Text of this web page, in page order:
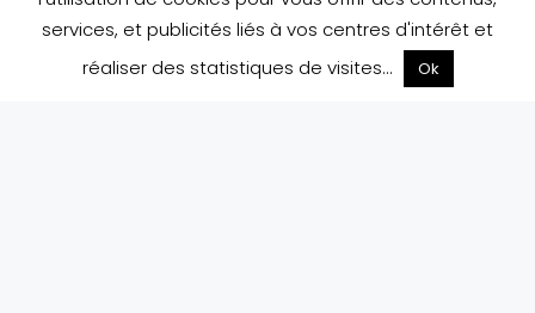
services, et publicités liés à vos centres d'intérêt et
réaliser des statistiques de visites...
Ok